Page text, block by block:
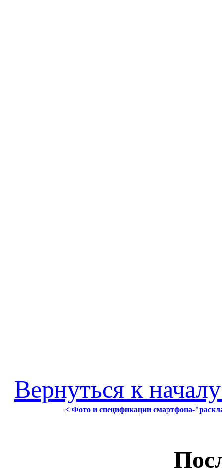
Вернуться к
< Фото и спецификации смартфона-